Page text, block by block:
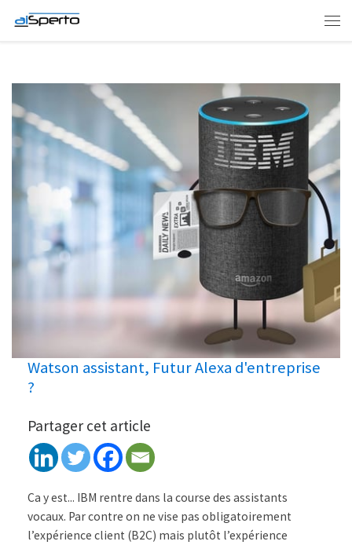
Skip to content
Watson assistant, Futur Alexa d'entreprise
?
Partager cet article
Ca y est... IBM rentre dans la course des assistants
vocaux. Par contre on ne vise pas obligatoirement
l’expérience client (B2C) mais plutôt l’expérience